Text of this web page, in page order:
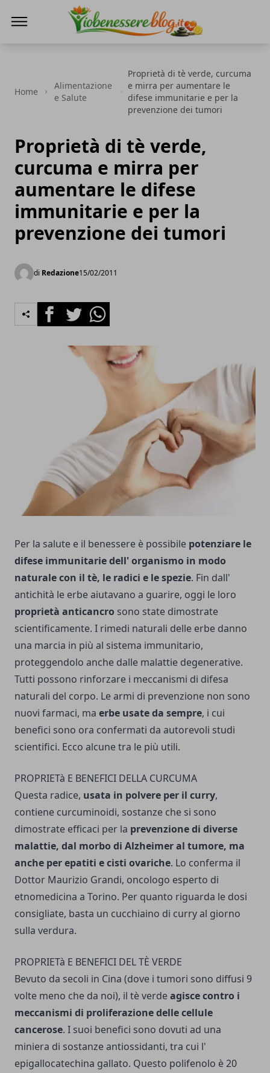
Home
Alimentazione
e Salute
Proprietà di tè verde, curcuma
e mirra per aumentare le
difese immunitarie e per la
prevenzione dei tumori
Proprietà di tè verde,
curcuma e mirra per
aumentare le difese
immunitarie e per la
prevenzione dei tumori
di Redazione15/02/2011
FacebookTwitterWhatsapp
Per la salute e il benessere è possibile potenziare le
difese immunitarie dell' organismo in modo
naturale con il tè, le radici e le spezie. Fin dall'
antichità le erbe aiutavano a guarire, oggi le loro
proprietà anticancro sono state dimostrate
scientificamente. I rimedi naturali delle erbe danno
una marcia in più al sistema immunitario,
proteggendolo anche dalle malattie degenerative.
Tutti pos­sono rinforzare i meccanismi di difesa
naturali del corpo. Le armi di prevenzione non sono
nuovi farmaci, ma erbe usate da sempre, i cui
benefici sono ora confermati da autorevoli studi
scientifici. Ecco alcune tra le più utili.
PROPRIETà E BENEFICI DELLA CURCUMA
Questa radice, usata in polvere per il curry,
contiene curcuminoidi, sostanze che si sono
dimostrate efficaci per la prevenzione di diverse
malattie, dal morbo di Alzheimer al tumore, ma
anche per epatiti e cisti ovariche. Lo conferma il
Dottor Maurizio Grandi, oncologo esperto di
etnomedicina a Torino. Per quanto riguarda le dosi
consigliate, basta un cucchiai­no di curry al giorno
sulla verdura.
PROPRIETà E BENEFICI DEL TÈ VERDE
Bevuto da secoli in Cina (dove i tumori sono diffusi 9
volte meno che da noi), il tè verdeagisce contro i
meccanismi di proliferazione delle cellu­le
cancerose. I suoi benefici sono dovuti ad una
miniera di sostanze antiossidanti, tra cui l'
epigallocatechina gallato. Questo polifenolo è 20